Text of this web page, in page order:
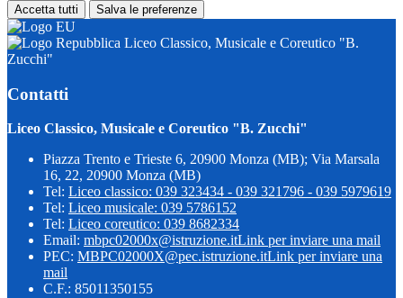
Accetta tutti Salva le preferenze
Liceo Classico, Musicale e Coreutico "B.
Zucchi"
Contatti
Liceo Classico, Musicale e Coreutico "B. Zucchi"
Piazza Trento e Trieste 6, 20900 Monza (MB); Via Marsala
16, 22, 20900 Monza (MB)
Tel: Liceo classico: 039 323434 - 039 321796 - 039 5979619
Tel: Liceo musicale: 039 5786152
Tel: Liceo coreutico: 039 8682334
Email: mbpc02000x@istruzione.itLink per inviare una mail
PEC: MBPC02000X@pec.istruzione.itLink per inviare una
mail
C.F.: 85011350155